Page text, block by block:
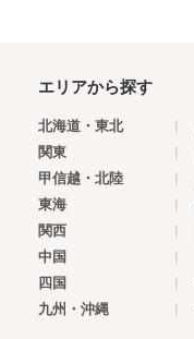
エリアから探す
北海道・東北
関東
甲信越・北陸
東海
関西
中国
四国
九州・沖縄